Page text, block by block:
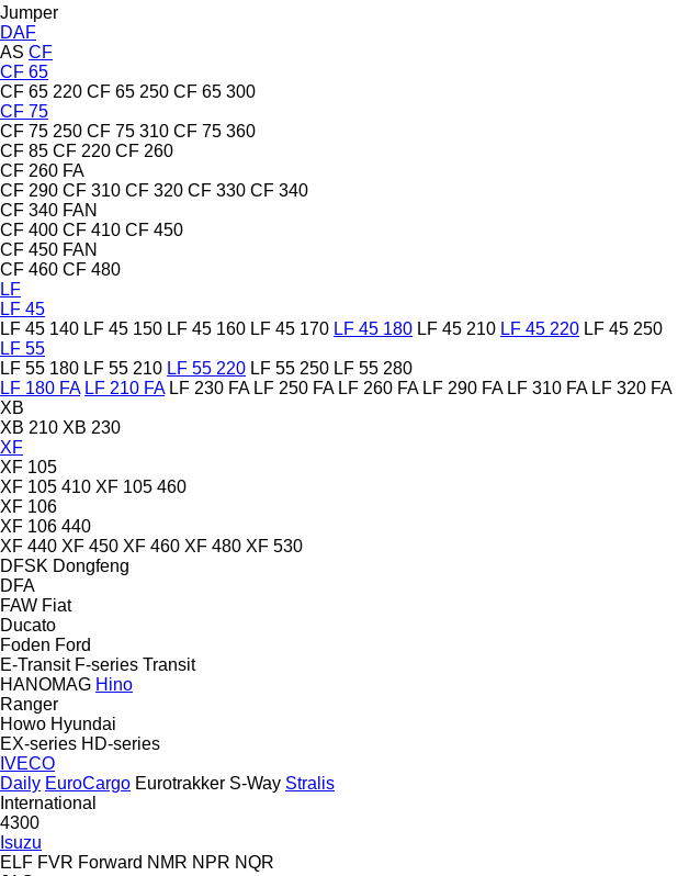
Jumper
DAF
AS CF
CF 65
CF 65 220 CF 65 250 CF 65 300
CF 75
CF 75 250 CF 75 310 CF 75 360
CF 85 CF 220 CF 260
CF 260 FA
CF 290 CF 310 CF 320 CF 330 CF 340
CF 340 FAN
CF 400 CF 410 CF 450
CF 450 FAN
CF 460 CF 480
LF
LF 45
LF 45 140 LF 45 150 LF 45 160 LF 45 170 LF 45 180 LF 45 210 LF 45 220 LF 45 250
LF 55
LF 55 180 LF 55 210 LF 55 220 LF 55 250 LF 55 280
LF 180 FA LF 210 FA LF 230 FA LF 250 FA LF 260 FA LF 290 FA LF 310 FA LF 320 FA
XB
XB 210 XB 230
XF
XF 105
XF 105 410 XF 105 460
XF 106
XF 106 440
XF 440 XF 450 XF 460 XF 480 XF 530
DFSK Dongfeng
DFA
FAW Fiat
Ducato
Foden Ford
E-Transit F-series Transit
HANOMAG Hino
Ranger
Howo Hyundai
EX-series HD-series
IVECO
Daily EuroCargo Eurotrakker S-Way Stralis
International
4300
Isuzu
ELF FVR Forward NMR NPR NQR